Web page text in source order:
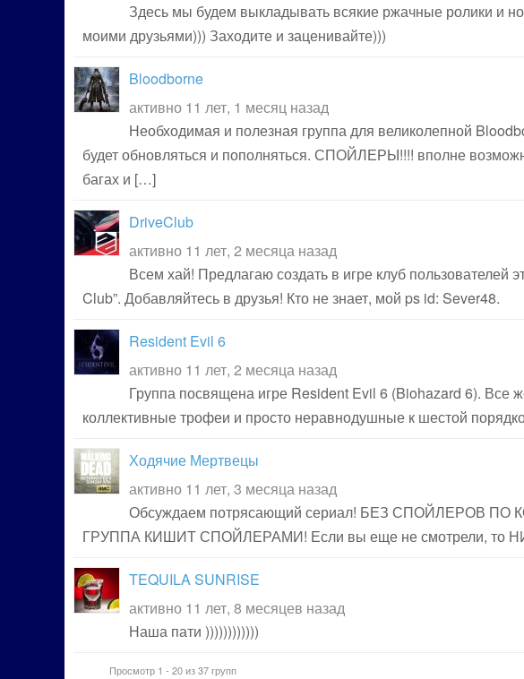
Здесь мы будем выкладывать всякие ржачные ролики и
моими друзьями))) Заходите и заценивайте)))
Bloodborne
активно 11 лет, 1 месяц назад
Необходимая и полезная группа для великолепной
будет обновляться и пополняться. СПОЙЛЕРЫ!!!! вполне
багах и […]
DriveClub
активно 11 лет, 2 месяца назад
Всем хай! Предлагаю создать в игре клуб пользователей
Club”. Добавляйтесь в друзья! Кто не знает, мой ps id: Sever48.
Resident Evil 6
активно 11 лет, 2 месяца назад
Группа посвящена игре Resident Evil 6 (Biohazard 6). Все
коллективные трофеи и просто неравнодушные к шестой
Ходячие Мертвецы
активно 11 лет, 3 месяца назад
Обсуждаем потрясающий сериал! БЕЗ СПОЙЛЕРОВ ПО
ГРУППА КИШИТ СПОЙЛЕРАМИ! Если вы еще не смотрели, то
TEQUILA SUNRISE
активно 11 лет, 8 месяцев назад
Наша пати ))))))))))))
Просмотр 1 - 20 из 37 групп